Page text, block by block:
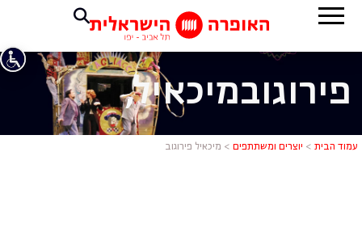
מיכאיל
פירוגובמיכאיל,
עמוד הבית > יוצרים ומשתתפים > מיכאיל פירוגוב